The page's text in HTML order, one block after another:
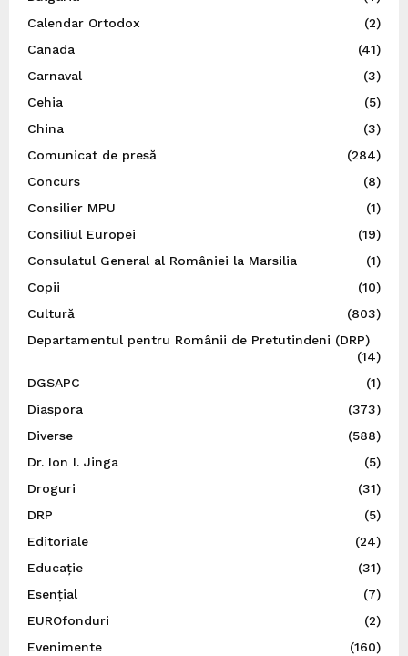
Calendar Ortodox
(2)
Canada
(41)
Carnaval
(3)
Cehia
(5)
China
(3)
Comunicat de presă
(284)
Concurs
(8)
Consilier MPU
(1)
Consiliul Europei
(19)
Consulatul General al României la Marsilia
(1)
Copii
(10)
Cultură
(803)
Departamentul pentru Românii de Pretutindeni (DRP)
(14)
DGSAPC
(1)
Diaspora
(373)
Diverse
(588)
Dr. Ion I. Jinga
(5)
Droguri
(31)
DRP
(5)
Editoriale
(24)
Educație
(31)
Esențial
(7)
EUROfonduri
(2)
Evenimente
(160)